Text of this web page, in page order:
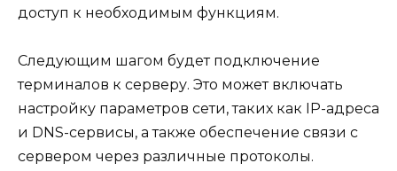
доступ к необходимым функциям.
Следующим шагом будет подключение
терминалов к серверу. Это может включать
настройку параметров сети, таких как IP-адреса
и DNS-сервисы, а также обеспечение связи с
сервером через различные протоколы.